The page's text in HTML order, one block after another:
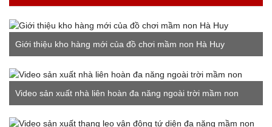
Giới thiệu kho hàng mới của đồ chơi mầm non Hà Huy
Video sản xuất nhà liên hoàn đa năng ngoài trời mầm non